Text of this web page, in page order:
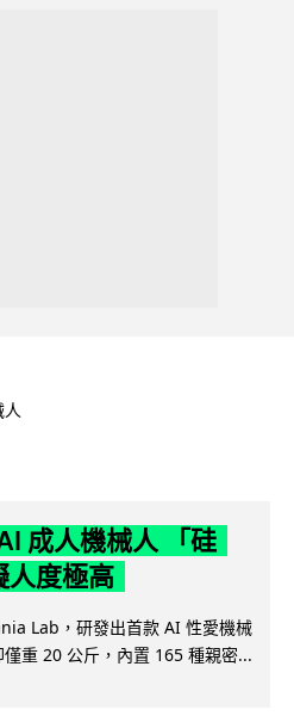
人
成人機械人 「硅
人度極高
Lab，研發出首款 AI 性愛機械
重 20 公斤，內置 165 種親密...